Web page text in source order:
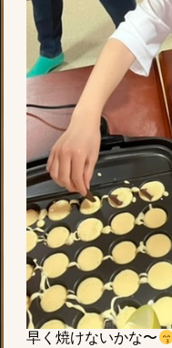
早く焼けないかな〜